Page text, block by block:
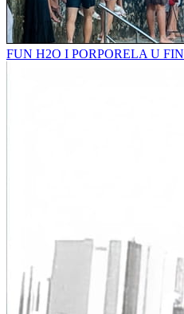
FUN H2O I PORPORELA U